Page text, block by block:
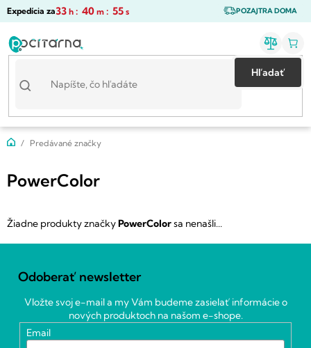
Prejsť
POZAJTRA DOMA
Expedícia za33 h : 40 m : 55 s
Hľadať
DomovPredávané značky
PowerColor
Žiadne produkty značkyPowerColorsa nenašli...
Odoberať newsletter
Vložte svoj e-mail a my Vám budeme zasielať informácie o
nových produktoch na našom e-shope.
Email